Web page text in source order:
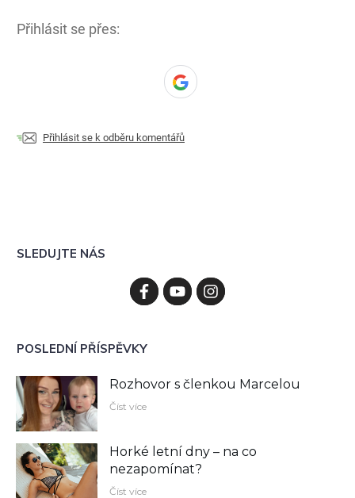
Přihlásit se přes:
Přihlásit se k odběru komentářů
SLEDUJTE NÁS
POSLEDNÍ PŘÍSPĚVKY
Rozhovor s členkou Marcelou
Číst více
Horké letní dny – na co
nezapomínat?
Číst více